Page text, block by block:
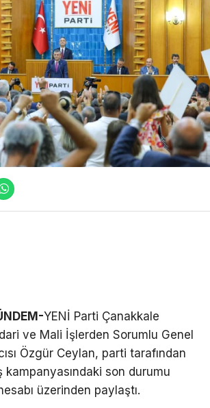
YENİ Parti Çanakkale
ve Mali İşlerden Sorumlu Genel
Özgür Ceylan, parti tarafından
kampanyasındaki son durumu
üzerinden paylaştı.